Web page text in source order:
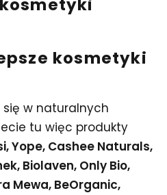
kosmetyki
się w naturalnych
tu więc produkty
Yope, Cashee Naturals,
Biolaven, Only Bio,
Mewa, BeOrganic,